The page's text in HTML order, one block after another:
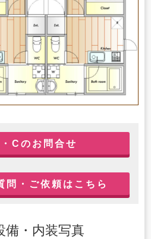
Cのお問合せ
問・ご依頼はこちら
備・内装写真